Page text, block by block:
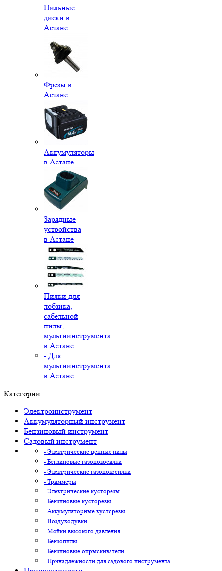
Пильные
диски в
Астане
Фрезы в
Астане
Аккумуляторы
в Астане
Зарядные
устройства
в Астане
Пилки для
лобзика,
сабельной
пилы,
мультиинструмента
в Астане
- Для
мультиинструмента
в Астане
Категории
Электроинструмент
Аккумуляторный инструмент
Бензиновый инструмент
Садовый инструмент
- Электрические цепные пилы
- Бензиновые газонокосилки
- Электрические газонокосилки
- Триммеры
- Электрические кусторезы
- Бензиновые кусторезы
- Аккумуляторные кусторезы
- Воздуходувки
- Мойки высокого давления
- Бензопилы
- Бензиновые опрыскиватели
- Принадлежности для садового инструмента